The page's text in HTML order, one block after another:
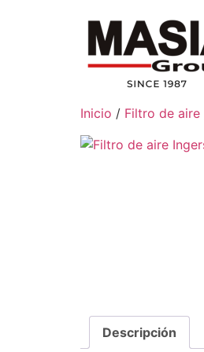
Inicio / Filtro de aire
Descripción